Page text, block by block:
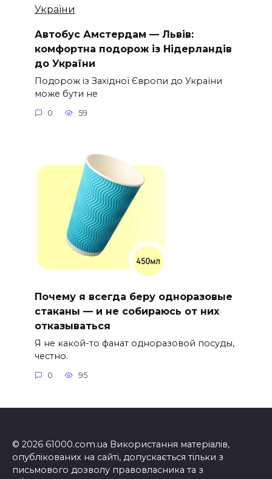
Автобус Амстердам — Львів:
комфортна подорож із Нідерландів
до України
Подорож із Західної Європи до України
може бути не
0 59
Почему я всегда беру одноразовые
стаканы — и не собираюсь от них
отказываться
Я не какой-то фанат одноразовой посуды,
честно.
0 95
© 2026 61000.com.ua Використання матеріалів,
опублікованих на сайті, допускається тільки з
письмового дозволу правовласника та з